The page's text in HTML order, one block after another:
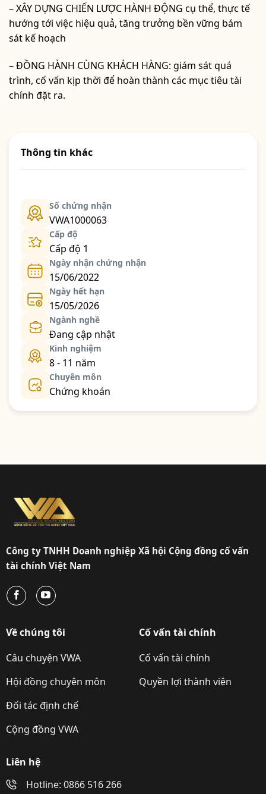
– XÂY DỰNG CHIẾN LƯỢC HÀNH ĐỘNG cụ thể, thực tế
hướng tới việc hiệu quả, tăng trưởng bền vững bám
sát kế hoạch
– ĐỒNG HÀNH CÙNG KHÁCH HÀNG: giám sát quá
trình, cố vấn kịp thời để hoàn thành các mục tiêu tài
chính đặt ra.
Thông tin khác
Số chứng nhận
VWA1000063
Cấp độ
Cấp độ 1
Ngày nhận chứng nhận
15/06/2022
Ngày hết hạn
15/05/2026
Ngành nghề
Đang cập nhật
Kinh nghiệm
8 - 11 năm
Chuyên môn
Chứng khoán
Công ty TNHH Doanh nghiệp Xã hội Cộng đồng cố vấn
tài chính Việt Nam
Về chúng tôi
Câu chuyện VWA
Hội đồng chuyên môn
Đối tác định chế
Cộng đồng VWA
Cố vấn tài chính
Cố vấn tài chính
Quyền lợi thành viên
Liên hệ
Hotline: 0866 516 266